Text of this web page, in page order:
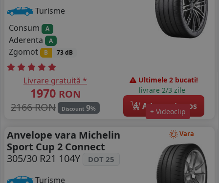
+ Videoclip
Turisme
Consum
A
Aderenta A
Zgomot B 73 dB
Livrare gratuită *
1970 RON
2166 RON
Discount 9%
Ultimele 2 bucati!
livrare 2/3 zile
4 Adauga in cos
Vara
Anvelope vara Michelin
Sport Cup 2 Connect
305/30 R21 104Y
DOT 25
Turisme